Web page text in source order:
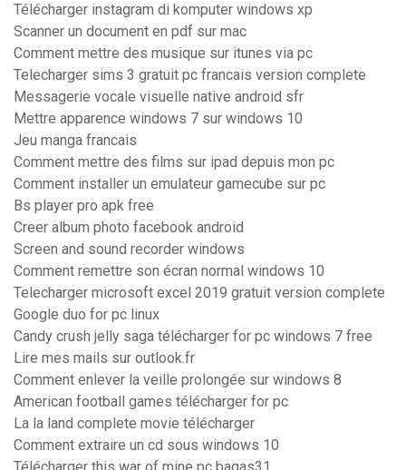
Télécharger instagram di komputer windows xp
Scanner un document en pdf sur mac
Comment mettre des musique sur itunes via pc
Telecharger sims 3 gratuit pc francais version complete
Messagerie vocale visuelle native android sfr
Mettre apparence windows 7 sur windows 10
Jeu manga francais
Comment mettre des films sur ipad depuis mon pc
Comment installer un emulateur gamecube sur pc
Bs player pro apk free
Creer album photo facebook android
Screen and sound recorder windows
Comment remettre son écran normal windows 10
Telecharger microsoft excel 2019 gratuit version complete
Google duo for pc linux
Candy crush jelly saga télécharger for pc windows 7 free
Lire mes mails sur outlook.fr
Comment enlever la veille prolongée sur windows 8
American football games télécharger for pc
La la land complete movie télécharger
Comment extraire un cd sous windows 10